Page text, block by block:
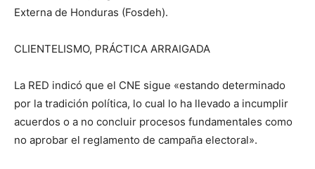
Externa de Honduras (Fosdeh).
CLIENTELISMO, PRÁCTICA ARRAIGADA
La RED indicó que el CNE sigue «estando determinado
por la tradición política, lo cual lo ha llevado a incumplir
acuerdos o a no concluir procesos fundamentales como
no aprobar el reglamento de campaña electoral».